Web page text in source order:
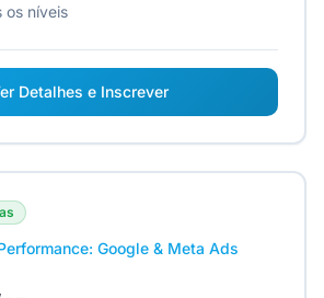
os níveis
Detalhes e Inscrever
Google & Meta Ads